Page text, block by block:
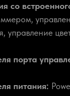
со
управление
порта
питания: